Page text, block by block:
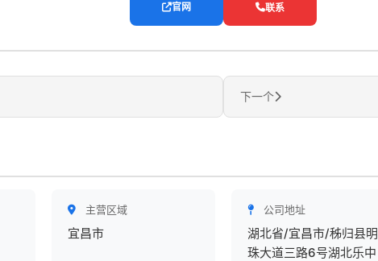
官网 联系
下一个
主营区域
宜昌市
公司地址
湖北省/宜昌市/秭归县明
珠大道三路6号湖北乐中